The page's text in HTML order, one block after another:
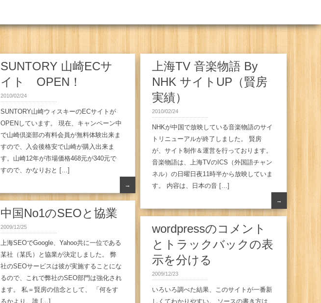
SUNTORY 山崎ECサ
イト OPEN！
2010/02/24
SUNTORY山崎ウィスキーのECサイトが
OPENしています。 現在、キャンペーン中
で山崎倶楽部の有料会員が無料体験出来ま
すので、入会後格安で山崎が購入出来ま
す。山崎12年が市場価格468元が340元で
すので、かなりおと […]
→
上海TV 音楽物語 By
NHK サイトUP（賢房
実績）
2010/02/24
NHKが中国で放映している音楽物語のサイ
トリニューアルが終了しました。 賢房
が、サイト制作＆運営を行っております。
音楽物語は、上海TVのICS（外国語チャン
ネル）の日曜日夜11時半から放映していま
す。 内容は、日本の音 […]
→
中国No1のSEOと協業
2009/12/25
上海SEOでGoogle、Yahoo共に一位である
某社（某氏）と協業が決定しました。 弊
社のSEOサービスは彼が実施することにな
るので、これで弊社のSEO部門は強化され
ます。 私＝賢房の信念として、 「何をす
るかより、誰 […]
wordpressのコメント
とトラックバックの表
示を分ける
2009/12/23
いろいろ調べた結果、このサイトが一番新
しくてわかりやすい。 ソースの書き方は